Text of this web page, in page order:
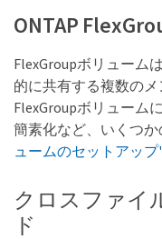
ONTAP
FlexGroupボリューム
的に共有する複数のメ
FlexGroupボリューム
簡素化など、いくつか
ュームのセットアップ
クロスファイ
ド